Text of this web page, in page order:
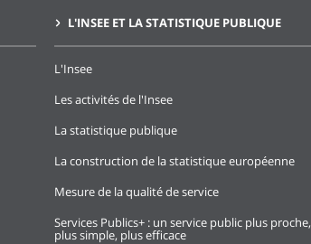
L'INSEE ET LA STATISTIQUE PUBLIQUE
L'Insee
Les activités de l'Insee
La statistique publique
La construction de la statistique européenne
Mesure de la qualité de service
Services Publics+ : un service public plus proche,
plus simple, plus efficace